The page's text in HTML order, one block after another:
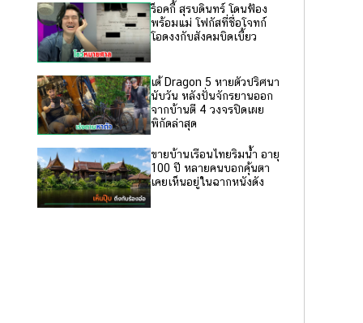
ร็อคกี้ สุรบดินทร์ โดนฟ้อง
พร้อมแม่ โฟกัสที่ชื่อโจทก์
โอดงงกับสังคมบิดเบี้ยว
เต้ Dragon 5 หายตัวปริศนา
นับวัน หลังปั่นจักรยานออก
จากบ้านตี 4 วงจรปิดเผย
พิกัดล่าสุด
ขายบ้านเรือนไทยริมน้ำ อายุ
100 ปี หลายคนบอกคุ้นตา
เคยเห็นอยู่ในฉากหนังดัง